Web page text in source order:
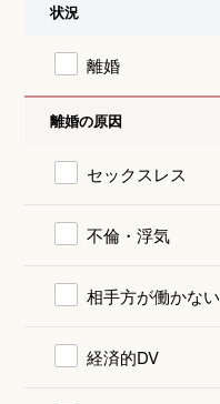
状況
離婚
離婚の原因
セックスレス
不倫・浮気
相手方が働かない
経済的DV